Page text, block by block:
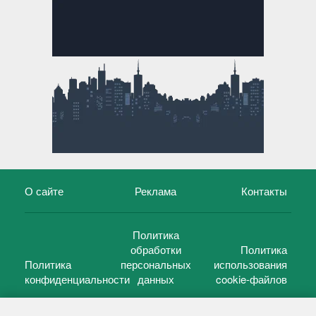
О сайте Реклама Контакты
Политика
конфиденциальности
Политика
обработки
персональных
данных
Политика
использования
cookie-файлов